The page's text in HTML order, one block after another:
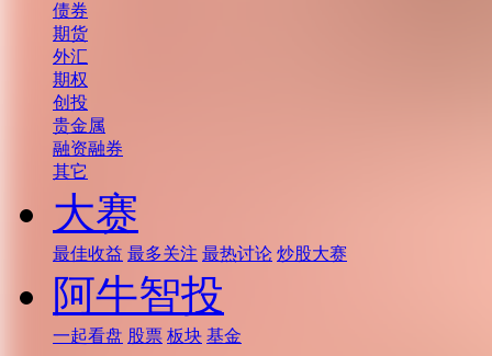
债券
期货
外汇
期权
创投
贵金属
融资融券
其它
大赛
最佳收益 最多关注 最热讨论 炒股大赛
阿牛智投
一起看盘 股票 板块 基金